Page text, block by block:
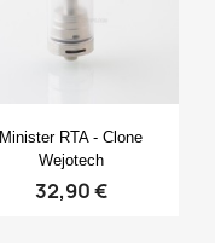
Anteprima
Minister RTA - Clone
Wejotech
32,90 €